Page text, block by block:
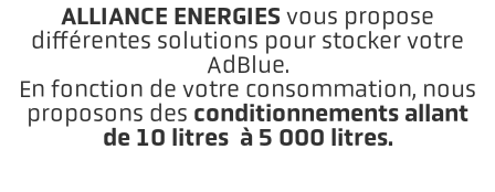
ALLIANCE ENERGIES vous propose
différentes solutions pour stocker votre
AdBlue.
En fonction de votre consommation, nous
proposons des conditionnements allant
de 10 litres à 5 000 litres.